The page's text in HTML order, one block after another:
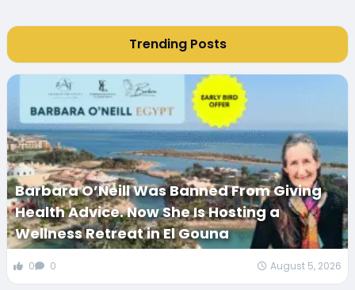
Trending Posts
Barbara O’Neill Was Banned From Giving
Health Advice. Now She Is Hosting a
Wellness Retreat in El Gouna
0 0 August 5, 2026